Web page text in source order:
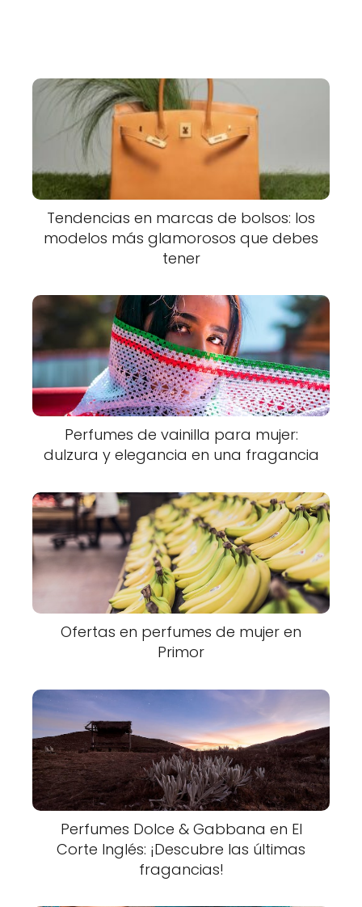
Tendencias en marcas de bolsos: los
modelos más glamorosos que debes
tener
Perfumes de vainilla para mujer:
dulzura y elegancia en una fragancia
Ofertas en perfumes de mujer en
Primor
Perfumes Dolce & Gabbana en El
Corte Inglés: ¡Descubre las últimas
fragancias!